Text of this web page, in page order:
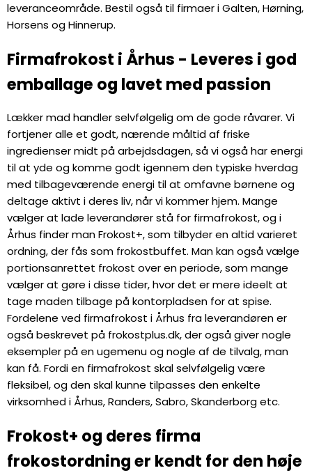
leveranceområde. Bestil også til firmaer i Galten, Hørning,
Horsens og Hinnerup.
Firmafrokost i Århus - Leveres i god
emballage og lavet med passion
Lækker mad handler selvfølgelig om de gode råvarer. Vi
fortjener alle et godt, nærende måltid af friske
ingredienser midt på arbejdsdagen, så vi også har energi
til at yde og komme godt igennem den typiske hverdag
med tilbageværende energi til at omfavne børnene og
deltage aktivt i deres liv, når vi kommer hjem. Mange
vælger at lade leverandører stå for firmafrokost, og i
Århus finder man Frokost+, som tilbyder en altid varieret
ordning, der fås som frokostbuffet. Man kan også vælge
portionsanrettet frokost over en periode, som mange
vælger at gøre i disse tider, hvor det er mere ideelt at
tage maden tilbage på kontorpladsen for at spise.
Fordelene ved firmafrokost i Århus fra leverandøren er
også beskrevet på frokostplus.dk, der også giver nogle
eksempler på en ugemenu og nogle af de tilvalg, man
kan få. Fordi en firmafrokost skal selvfølgelig være
fleksibel, og den skal kunne tilpasses den enkelte
virksomhed i Århus, Randers, Sabro, Skanderborg etc.
Frokost+ og deres firma
frokostordning er kendt for den høje